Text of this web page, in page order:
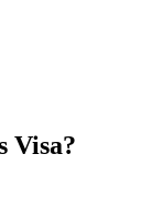
Visa?